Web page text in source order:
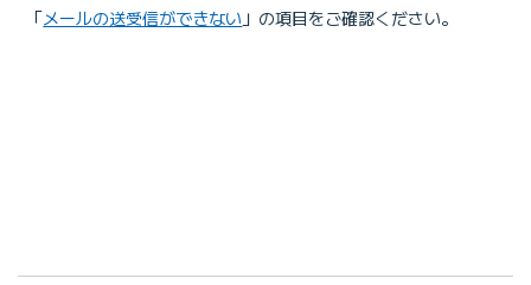
「メールの送受信ができない 」の項目をご確認ください。